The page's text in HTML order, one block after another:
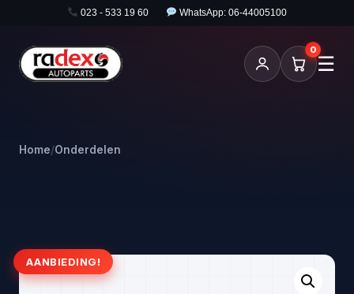
023 - 533 19 60 WhatsApp: 06-44005100
0
☰
Home/Onderdelen
AANBIEDING!